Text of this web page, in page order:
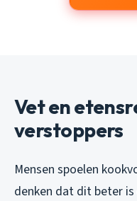
Vet en
verstoppers
Mensen spoelen
denken dat dit beter